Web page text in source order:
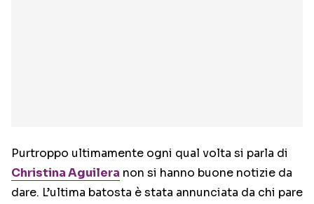
Purtroppo ultimamente ogni qual volta si parla di
Christina Aguilera non si hanno buone notizie da
dare. L’ultima batosta è stata annunciata da chi pare